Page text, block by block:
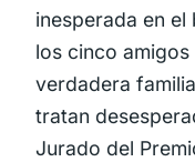
inesperada en el
los cinco amigos
verdadera
tratan
Jurado del